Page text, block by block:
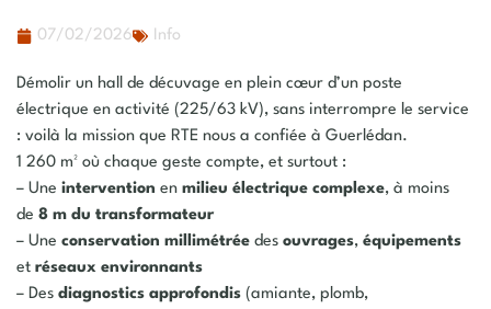
07/02/2026 Info
Démolir un hall de décuvage en plein cœur d’un poste
électrique en activité (225/63 kV), sans interrompre le service
: voilà la mission que RTE nous a confiée à Guerlédan.
1 260 m² où chaque geste compte, et surtout :
– Une intervention en milieu électrique complexe, à moins
de 8 m du transformateur
– Une conservation millimétrée des ouvrages, équipements
et réseaux environnants
– Des diagnostics approfondis (amiante, plomb,